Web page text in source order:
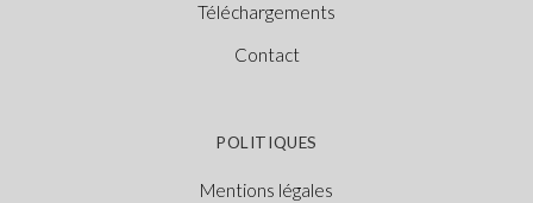
Téléchargements
Contact
POLITIQUES
Mentions légales